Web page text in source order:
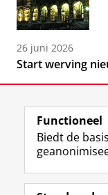
26 juni 2026
Start werving
Volg
Functioneel
Biedt de